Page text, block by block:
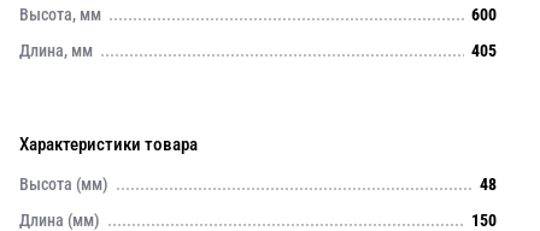
Высота, мм
600
Длина, мм
405
Характеристики товара
Высота (мм)
48
Длина (мм)
150